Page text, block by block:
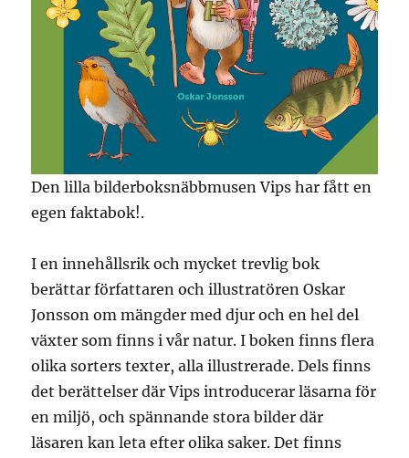
Den lilla bilderboksnäbbmusen Vips har fått en
egen faktabok!.
I en innehållsrik och mycket trevlig bok
berättar författaren och illustratören Oskar
Jonsson om mängder med djur och en hel del
växter som finns i vår natur. I boken finns flera
olika sorters texter, alla illustrerade. Dels finns
det berättelser där Vips introducerar läsarna för
en miljö, och spännande stora bilder där
läsaren kan leta efter olika saker. Det finns